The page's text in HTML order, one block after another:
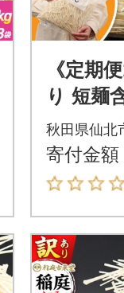
《定期
り 短麺
ん
kd-
秋田県仙北
寄付金額